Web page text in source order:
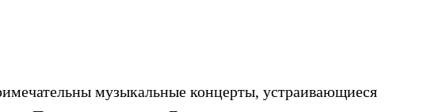
музыкальные концерты, устраивающиеся